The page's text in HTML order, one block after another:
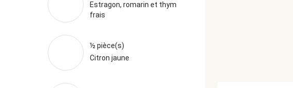
Estragon, romarin et thym
frais
½ pièce(s)
Citron jaune